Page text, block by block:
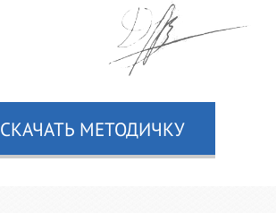
СКАЧАТЬ МЕТОДИЧКУ